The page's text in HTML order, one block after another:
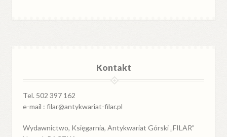
Kontakt
Tel. 502 397 162
e-mail : filar@antykwariat-filar.pl
Wydawnictwo, Księgarnia, Antykwariat Górski „FILAR”